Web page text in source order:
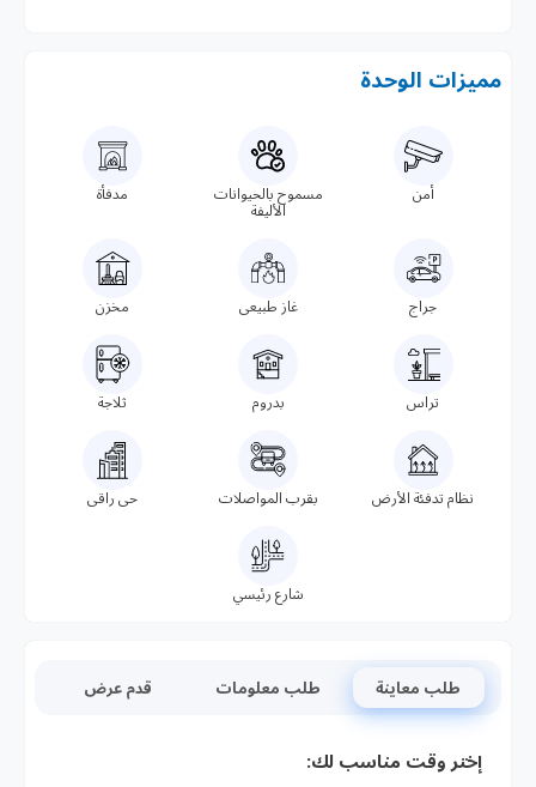
مميزات الوحدة
أمن
مسموح بالحيوانات
الأليفة
مدفأة
جراج غاز طبيعى مخزن
تراس بدروم ثلاجة
نظام تدفئة الأرض بقرب المواصلات حى راقى
شارع رئيسي
طلب معاينة طلب معلومات قدم عرض
إختر وقت مناسب لك: